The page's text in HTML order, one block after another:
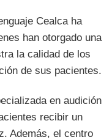
Cealca ha
han otorgado una
la calidad de los
de sus pacientes.
en audición
recibir un
Además, el centro